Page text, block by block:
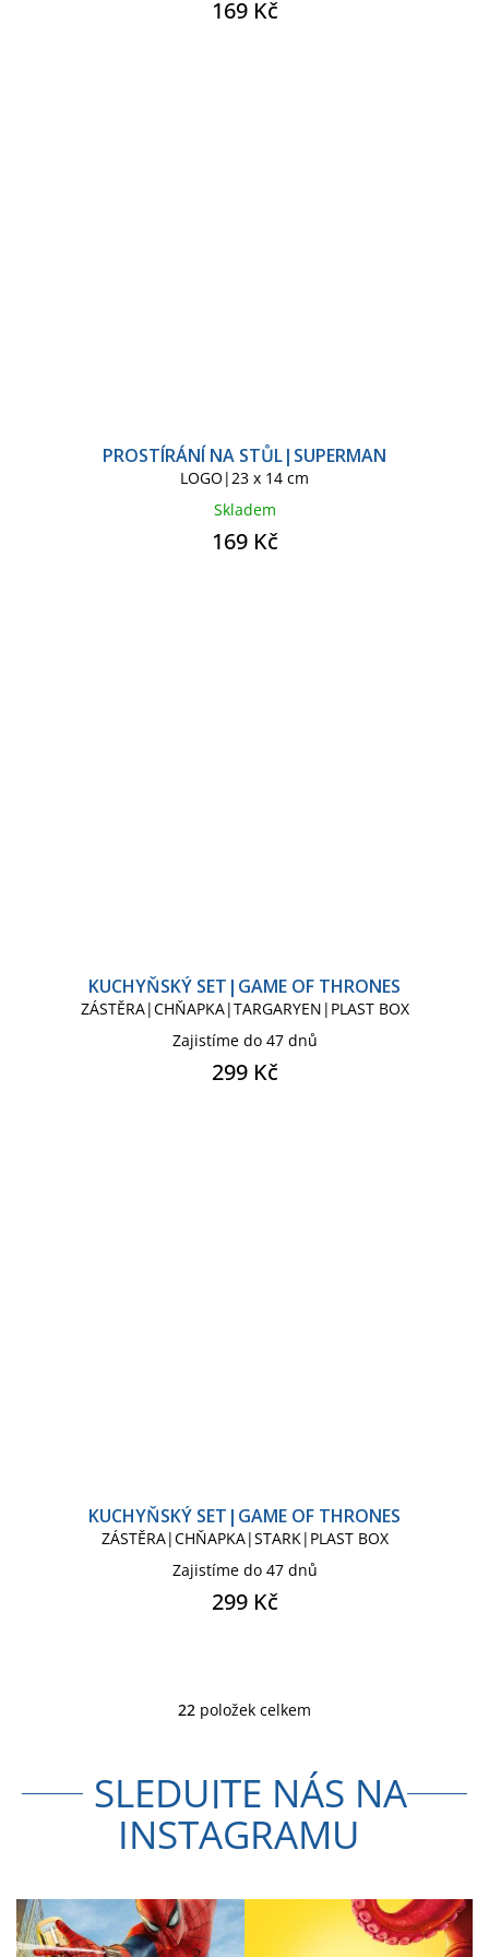
169 Kč
PROSTÍRÁNÍ NA STŮL|SUPERMAN
LOGO|23 x 14 cm
Skladem
169 Kč
KUCHYŇSKÝ SET|GAME OF THRONES
ZÁSTĚRA|CHŇAPKA|TARGARYEN|PLAST BOX
Zajistíme do 47 dnů
299 Kč
KUCHYŇSKÝ SET|GAME OF THRONES
ZÁSTĚRA|CHŇAPKA|STARK|PLAST BOX
Zajistíme do 47 dnů
299 Kč
O
á
d
a
c
r
k
22 položek celkem
SLEDUJTE NÁS NA
INSTAGRAMU